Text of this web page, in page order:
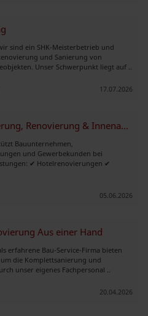
sind ein SHK-Meisterbetrieb und
und Sanierung von
Unser Schwerpunkt liegt auf ..
17.07.2026
Freie Kapazitäten für Sanierung, Renovierung & Innenausbau in NRW
Bauunternehmen,
und Gewerbekunden bei
✔ Hotelrenovierungen ✔
05.06.2026
Aus einer Hand
erfahrene Bau-Service-Firma bieten
die Komplettsanierung und
unser eigenes Fachpersonal ..
20.04.2026